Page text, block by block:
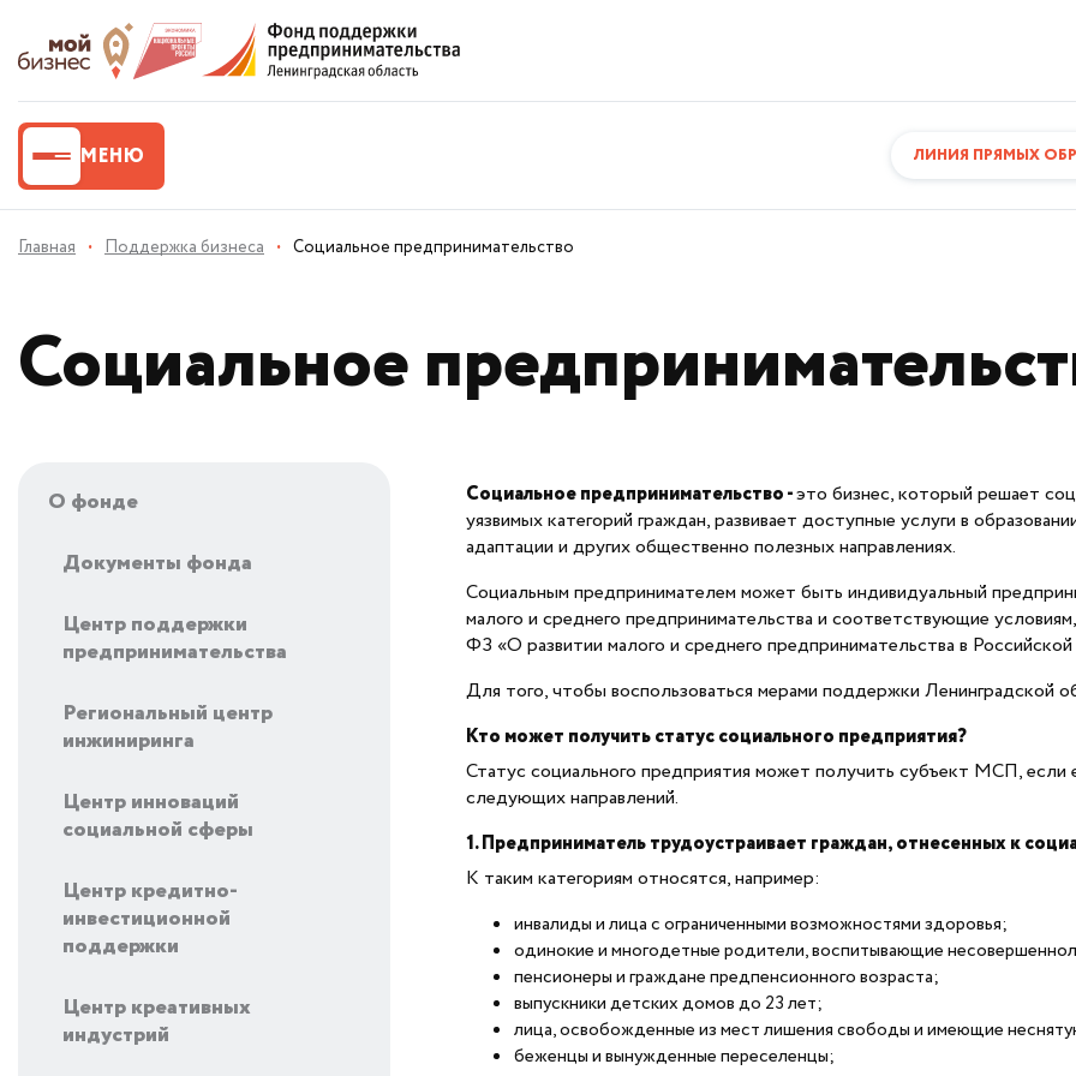
МЕНЮ ЛИНИЯ ПРЯМЫХ
Главная · Поддержка бизнеса · Социальное предпринимательство
Социальное
О фонде
Документы фонда
Центр поддержки
предпринимательства
Региональный центр
инжиниринга
Центр инноваций
социальной сферы
Центр кредитно-
инвестиционной
поддержки
Центр креативных
индустрий
Социальное предпринимательство -это бизнес, который решает
уязвимых категорий граждан, развивает доступные услуги в
адаптации и других общественно полезных направлениях.
Социальным предпринимателем может быть индивидуальный
малого и среднего предпринимательства и соответствующие
ФЗ «О развитии малого и среднего предпринимательства в
Для того, чтобы воспользоваться мерами поддержки Ленинградской
Кто может получить статус социального предприятия?
Статус социального предприятия может получить субъект МСП,
следующих направлений.
1. Предприниматель трудоустраивает граждан, отнесенных к
К таким категориям относятся, например:
инвалиды и лица с ограниченными возможностями здоровья;
одинокие и многодетные родители, воспитывающие
пенсионеры и граждане предпенсионного возраста;
выпускники детских домов до 23 лет;
лица, освобожденные из мест лишения свободы и имеющие
беженцы и вынужденные переселенцы;